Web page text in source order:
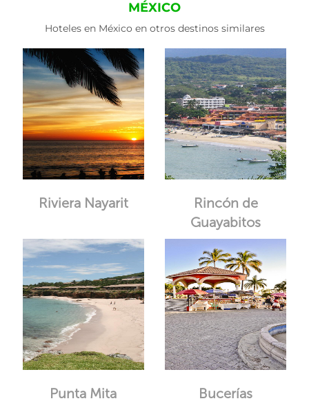
MÉXICO
Hoteles en México en otros destinos similares
Riviera Nayarit
Rincón de
Guayabitos
Punta Mita Bucerías